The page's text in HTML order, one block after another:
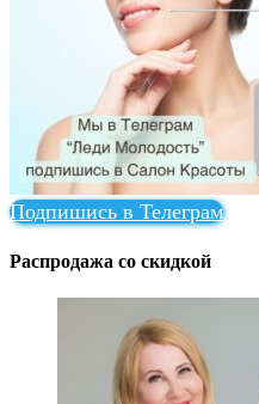
Подпишись в Телеграм
Распродажа со скидкой